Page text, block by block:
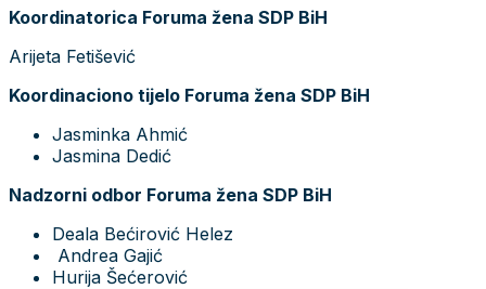
Koordinatorica Foruma žena SDP BiH
Arijeta Fetišević
Koordinaciono tijelo Foruma žena SDP BiH
Jasminka Ahmić
Jasmina Dedić
Nadzorni odbor Foruma žena SDP BiH
Deala Bećirović Helez
Andrea Gajić
Hurija Šećerović